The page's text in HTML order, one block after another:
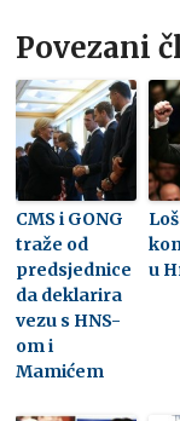
Povezani
CMS i GONG
traže od
predsjednice
da deklarira
vezu s HNS-
om i
Mamićem
u